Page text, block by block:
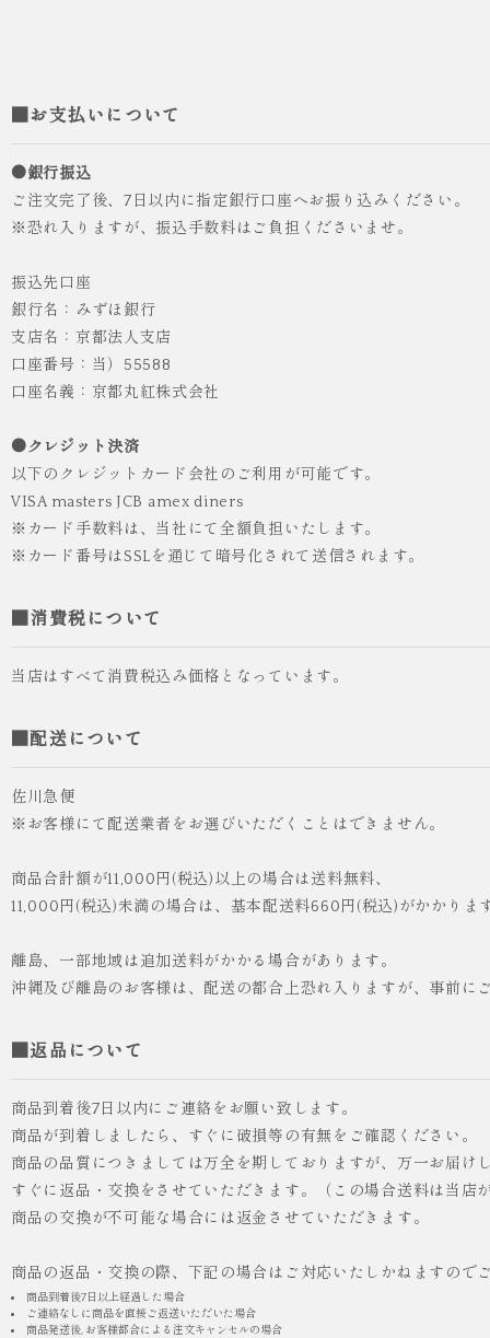
■お支払いについて
●銀行振込
ご注文完了後、7日以内に指定銀行口座へお振り込みください。
※恐れ入りますが、振込手数料はご負担くださいませ。
振込先口座
銀行名：みずほ銀行
支店名：京都法人支店
口座番号：当）55588
口座名義：京都丸紅株式会社
●クレジット決済
以下のクレジットカード会社のご利用が可能です。
VISA masters JCB amex diners
※カード手数料は、当社にて全額負担いたします。
※カード番号はSSLを通じて暗号化されて送信されます。
■消費税について
当店はすべて消費税込み価格となっています。
■配送について
佐川急便
※お客様にて配送業者をお選びいただくことはできません。
商品合計額が11,000円(税込)以上の場合は送料無料、
11,000円(税込)未満の場合は、基本配送料660円(税込)がかかりま
離島、一部地域は追加送料がかかる場合があります。
沖縄及び離島のお客様は、配送の都合上恐れ入りますが、事前に
■返品について
商品到着後7日以内にご連絡をお願い致します。
商品が到着しましたら、すぐに破損等の有無をご確認ください。
商品の品質につきましては万全を期しておりますが、万一お届
すぐに返品・交換をさせていただきます。（この場合送料は当店
商品の交換が不可能な場合には返金させていただきます。
商品の返品・交換の際、下記の場合はご対応いたしかねますので
商品到着後7日以上経過した場合
ご連絡なしに商品を直接ご返送いただいた場合
商品発送後, お客様都合による注文キャンセルの場合